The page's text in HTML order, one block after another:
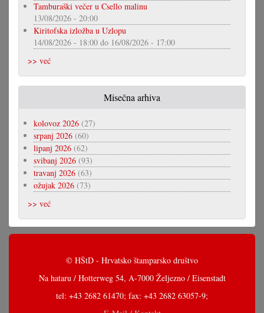
Tamburaški večer u Csello malinu
13/08/2026 - 20:00
Kiritofska izložba u Uzlopu
14/08/2026 - 18:00 do 16/08/2026 - 17:00
>> već
Misečna arhiva
kolovoz 2026 (27)
srpanj 2026 (60)
lipanj 2026 (62)
svibanj 2026 (93)
travanj 2026 (63)
ožujak 2026 (73)
>> već
© HŠtD - Hrvatsko štamparsko društvo
Na hataru / Hotterweg 54, A-7000 Željezno / Eisenstadt
tel: +43 2682 61470; fax: +43 2682 63057-9;